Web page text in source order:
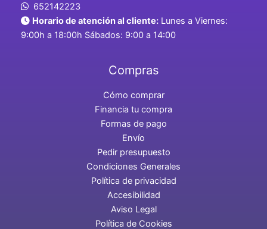
652142223
Horario de atención al cliente: Lunes a Viernes:
9:00h a 18:00h Sábados: 9:00 a 14:00
Compras
Cómo comprar
Financia tu compra
Formas de pago
Envío
Pedir presupuesto
Condiciones Generales
Política de privacidad
Accesibilidad
Aviso Legal
Política de Cookies